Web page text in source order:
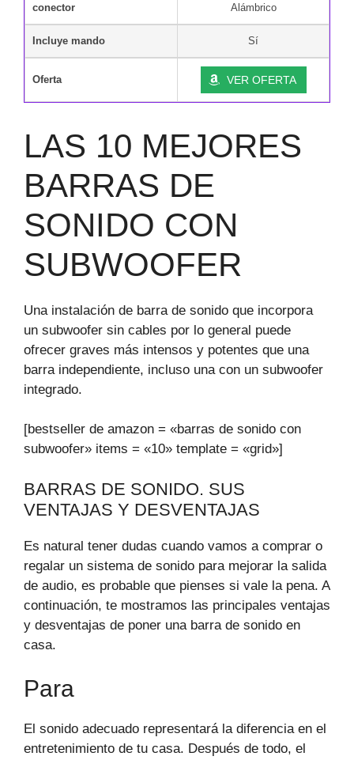
conector
Alámbrico
Incluye mando Sí
Oferta VER OFERTA
LAS 10 MEJORES
BARRAS DE
SONIDO CON
SUBWOOFER
Una instalación de barra de sonido que incorpora
un subwoofer sin cables por lo general puede
ofrecer graves más intensos y potentes que una
barra independiente, incluso una con un subwoofer
integrado.
[bestseller de amazon = «barras de sonido con
subwoofer» items = «10» template = «grid»]
BARRAS DE SONIDO. SUS
VENTAJAS Y DESVENTAJAS
Es natural tener dudas cuando vamos a comprar o
regalar un sistema de sonido para mejorar la salida
de audio, es probable que pienses si vale la pena. A
continuación, te mostramos las principales ventajas
y desventajas de poner una barra de sonido en
casa.
Para
El sonido adecuado representará la diferencia en el
entretenimiento de tu casa. Después de todo, el